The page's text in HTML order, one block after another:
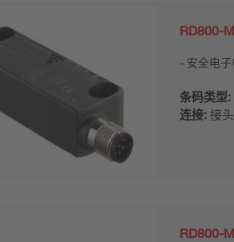
RD800-
安全电子
条码类型:
连接: 接
RD800-